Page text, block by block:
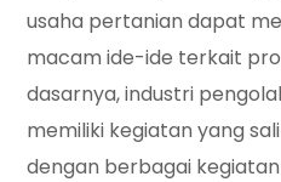
usaha pertanian dapat
macam ide-ide terkait
dasarnya, industri
memiliki kegiatan yang
dengan berbagai